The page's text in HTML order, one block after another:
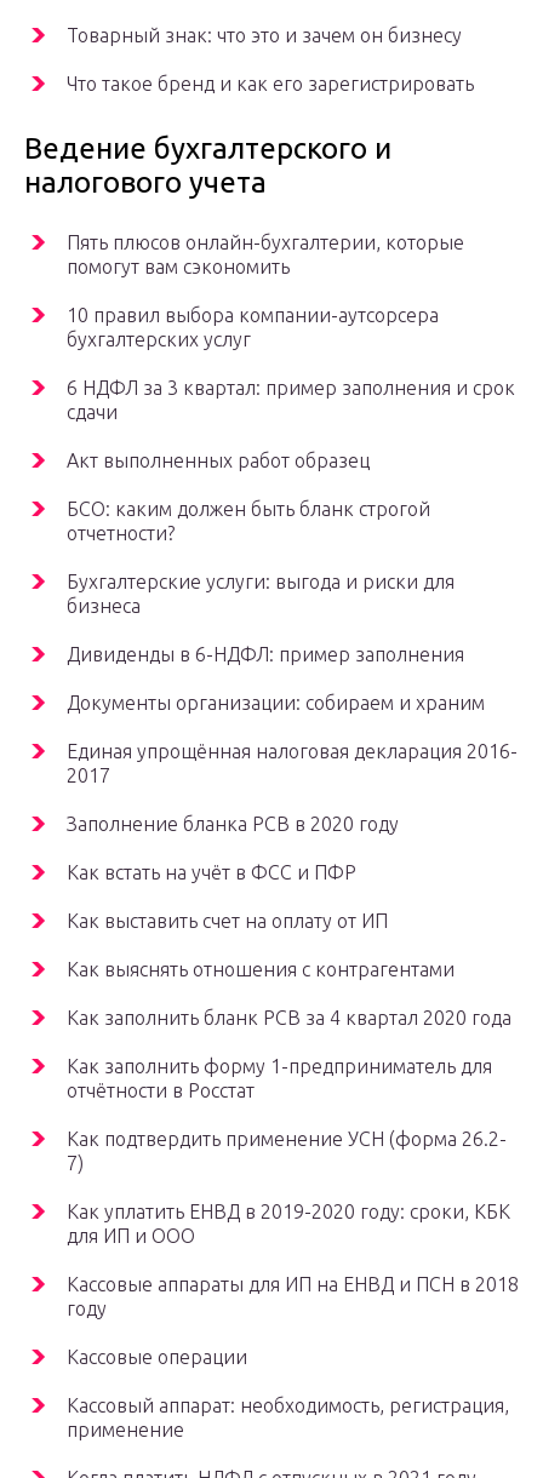
Товарный знак: что это и зачем он бизнесу
Что такое бренд и как его зарегистрировать
Ведение бухгалтерского и
налогового учета
Пять плюсов онлайн-бухгалтерии, которые
помогут вам сэкономить
10 правил выбора компании-аутсорсера
бухгалтерских услуг
6 НДФЛ за 3 квартал: пример заполнения и срок
сдачи
Акт выполненных работ образец
БСО: каким должен быть бланк строгой
отчетности?
Бухгалтерские услуги: выгода и риски для
бизнеса
Дивиденды в 6-НДФЛ: пример заполнения
Документы организации: собираем и храним
Единая упрощённая налоговая декларация 2016-
2017
Заполнение бланка РСВ в 2020 году
Как встать на учёт в ФСС и ПФР
Как выставить счет на оплату от ИП
Как выяснять отношения с контрагентами
Как заполнить бланк РСВ за 4 квартал 2020 года
Как заполнить форму 1-предприниматель для
отчётности в Росстат
Как подтвердить применение УСН (форма 26.2-
7)
Как уплатить ЕНВД в 2019-2020 году: сроки, КБК
для ИП и ООО
Кассовые аппараты для ИП на ЕНВД и ПСН в 2018
году
Кассовые операции
Кассовый аппарат: необходимость, регистрация,
применение